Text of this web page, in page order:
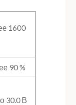
1600
90 %
30.0 В